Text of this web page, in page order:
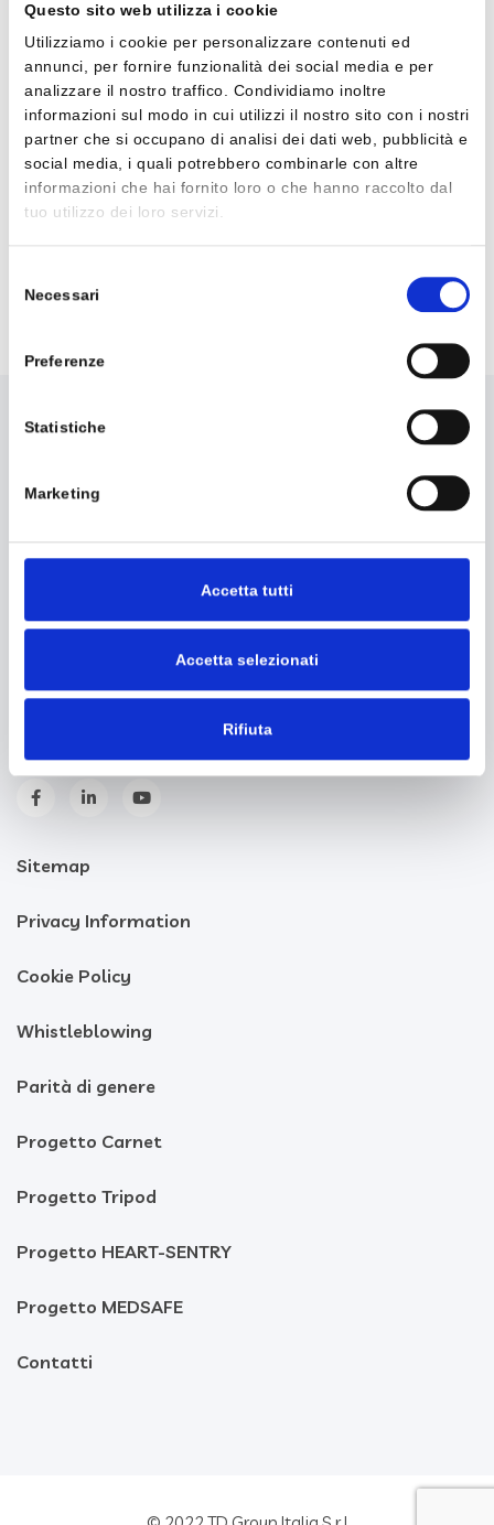
Questo sito web utilizza i cookie
Utilizziamo i cookie per personalizzare contenuti ed
annunci, per fornire funzionalità dei social media e per
analizzare il nostro traffico. Condividiamo inoltre
informazioni sul modo in cui utilizzi il nostro sito con i nostri
partner che si occupano di analisi dei dati web, pubblicità e
social media, i quali potrebbero combinarle con altre
informazioni che hai fornito loro o che hanno raccolto dal
tuo utilizzo dei loro servizi.
delNecessari
Preferenze
Statistiche
Marketing
Accetta tutti
Accetta selezionati
Rifiuta
Uno dei più importanti Best Case è il Progetto di Gestione
completa delle Postazioni di Lavoro (Hw, sistemistica e
applicativa) per il ClienteMinistero della Giustizia:
7.780 Postazioni di lavoro
359 Server fisici e virtuali
1.129 Stampanti di rete
TD GROUP ITALIA S.R.L
Via del Fischione, 19 56019 Vecchiano (PI)
C.F./P.I. 02205410505
Codice SDI: A5707H7
Sitemap
Privacy Information
Cookie Policy
Whistleblowing
Parità di genere
Progetto Carnet
Progetto Tripod
Progetto HEART-SENTRY
Progetto MEDSAFE
Contatti